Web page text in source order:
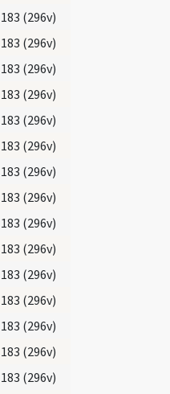
183 (296v)
183 (296v)
183 (296v)
183 (296v)
183 (296v)
183 (296v)
183 (296v)
183 (296v)
183 (296v)
183 (296v)
183 (296v)
183 (296v)
183 (296v)
183 (296v)
183 (296v)